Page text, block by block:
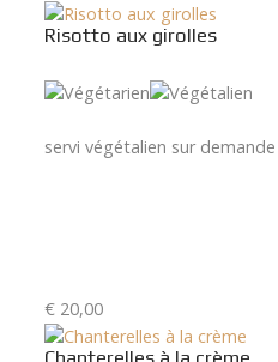
Risotto aux girolles
servi végétalien sur demande
€ 20,00
Chanterelles à la crème